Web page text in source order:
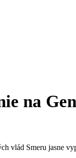
na
vlád Smeru jasne